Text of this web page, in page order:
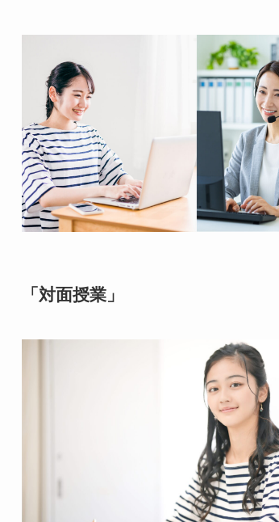
「対面授業」